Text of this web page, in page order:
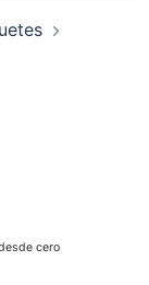
cero